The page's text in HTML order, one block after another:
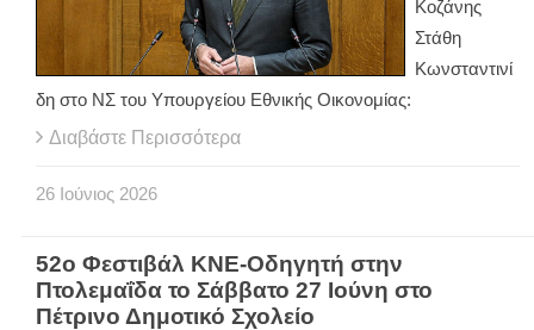
Κοζάνης
Στάθη
Κωνσταντινί
δη στο ΝΣ του Υπουργείου Εθνικής Οικονομίας:
Διαβάστε Περισσότερα
26 Ιούνιος 2026
52ο Φεστιβάλ ΚΝΕ-Οδηγητή στην
Πτολεμαΐδα το Σάββατο 27 Ιούνη στο
Πέτρινο Δημοτικό Σχολείο